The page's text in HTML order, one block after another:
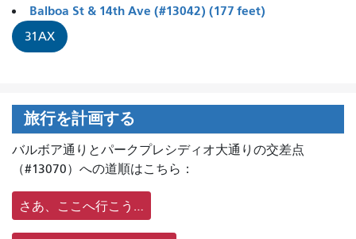
Balboa St & 14th Ave (#13042) (177 feet)
31AX
旅行を計画する
バルボア通りとパークプレシディオ大通りの交差点
（#13070）への道順はこちら：
さあ、ここへ行こう…